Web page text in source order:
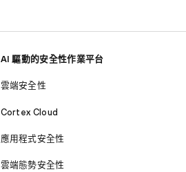
AI 驅動的安全性作業平台
雲端安全性
Cortex Cloud
應用程式安全性
雲端態勢安全性